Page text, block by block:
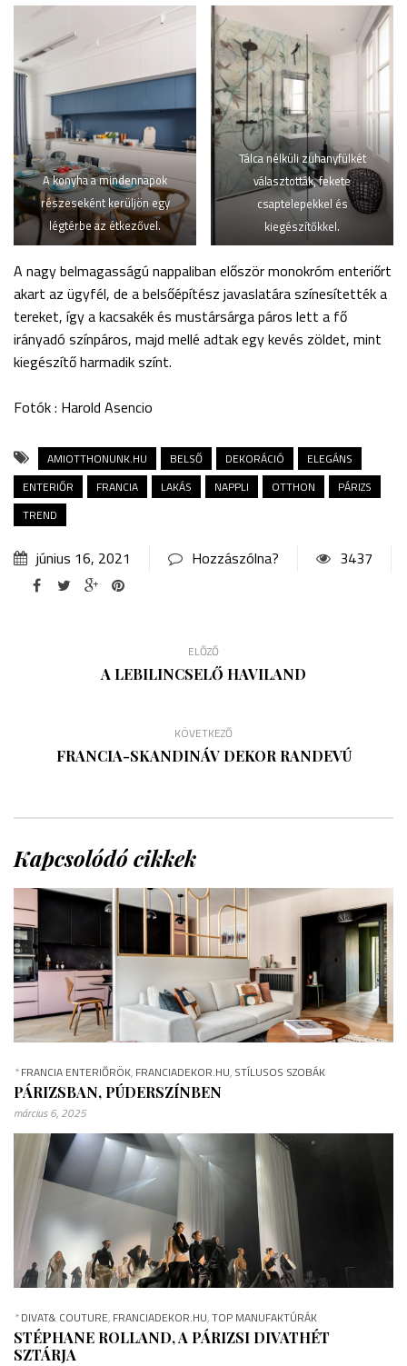
A konyha a mindennapok
részeseként kerüljön egy
légtérbe az étkezővel.
Tálca nélküli zuhanyfülkét
választották, fekete
csaptelepekkel és
kiegészítőkkel.
A nagy belmagasságú nappaliban először monokróm enteriőrt
akart az ügyfél, de a belsőépítész javaslatára színesítették a
tereket, így a kacsakék és mustársárga páros lett a fő
irányadó színpáros, majd mellé adtak egy kevés zöldet, mint
kiegészítő harmadik színt.
Fotók : Harold Asencio
AMIOTTHONUNK.HU BELSŐ DEKORÁCIÓ
ELEGÁNS
ENTERIŐR
FRANCIA LAKÁS NAPPLI OTTHON
PÁRIZS
TREND
június 16, 2021 Hozzászólna? 3437
ELŐZŐ
A LEBILINCSELŐ HAVILAND
KÖVETKEZŐ
FRANCIA-SKANDINÁV DEKOR RANDEVÚ
Kapcsolódó cikkek
*FRANCIA ENTERIŐRÖK, FRANCIADEKOR.HU, STÍLUSOS SZOBÁK
PÁRIZSBAN, PÚDERSZÍNBEN
március 6, 2025
*DIVAT& COUTURE, FRANCIADEKOR.HU,TOP MANUFAKTÚRÁK
STÉPHANE ROLLAND, A PÁRIZSI DIVATHÉT
SZTÁRJA